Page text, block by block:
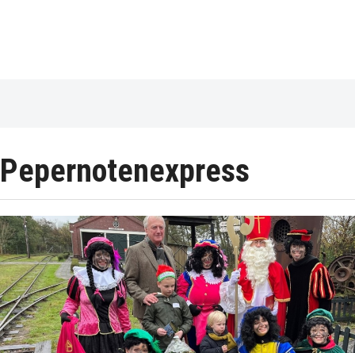
Pepernotenexpress